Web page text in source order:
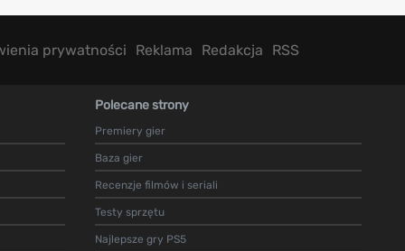
prywatności Reklama Redakcja RSS
Polecane strony
Premiery gier
Baza gier
Recenzje filmów i seriali
Testy sprzętu
Najlepsze gry PS5